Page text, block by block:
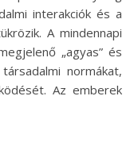
interakciók és a
A mindennapi
„agyas” és
normákat,
Az emberek